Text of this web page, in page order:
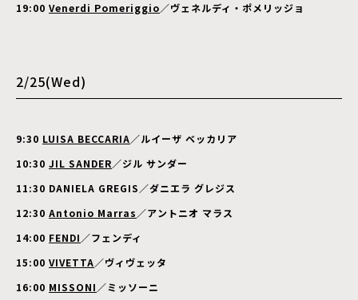
19:00 Venerdi Pomeriggio／ヴェネルディ・ポメリッジョ
2/25(Wed)
9:30 LUISA BECCARIA／ルイーザ ベッカリア
10:30 JIL SANDER／ジル サンダー
11:30 DANIELA GREGIS／ダニエラ グレジス
12:30 Antonio Marras ／アントニオ マラス
14:00 FENDI ／フェンディ
15:00 VIVETTA／ヴィヴェッタ
16:00 MISSONI ／ミッソーニ